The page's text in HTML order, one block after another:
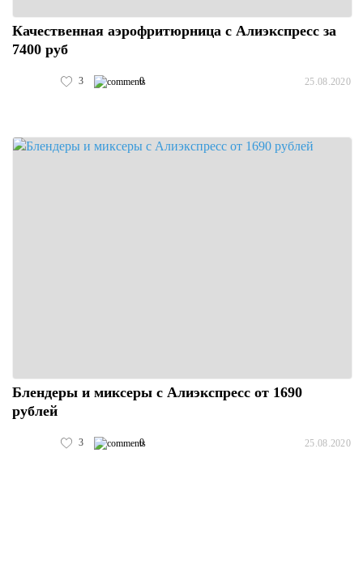
Качественная аэрофритюрница с Алиэкспресс за
7400 руб
3 0 25.08.2020
Блендеры и миксеры с Алиэкспресс от 1690
рублей
3 0 25.08.2020